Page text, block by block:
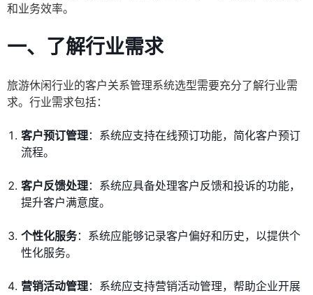
和业务效率。
一、了解行业需求
旅游休闲行业的客户关系管理系统选型需要充分了解行业需
求。行业需求包括：
客户预订管理：系统应支持在线预订功能，简化客户预订
流程。
客户反馈处理：系统应具备处理客户反馈和投诉的功能，
提升客户满意度。
个性化服务：系统应能够记录客户偏好和历史，以提供个
性化服务。
营销活动管理：系统应支持营销活动管理，帮助企业开展